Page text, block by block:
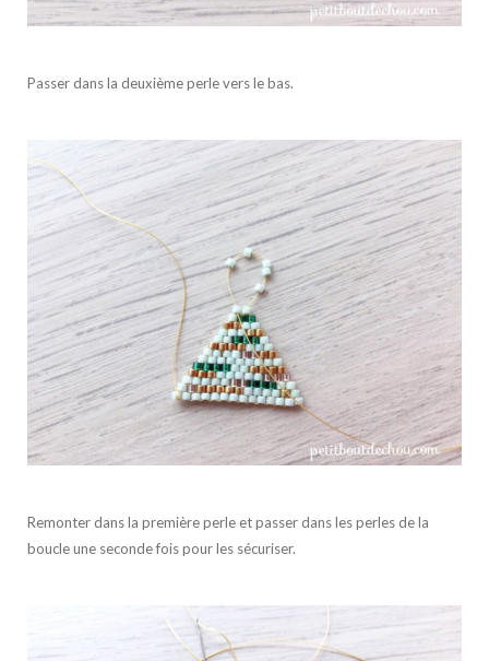
Passer dans la deuxième perle vers le bas.
Remonter dans la première perle et passer dans les perles de la
boucle une seconde fois pour les sécuriser.